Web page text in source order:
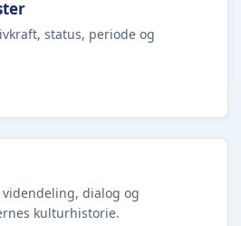
status, periode og
dialog og
kulturhistorie.